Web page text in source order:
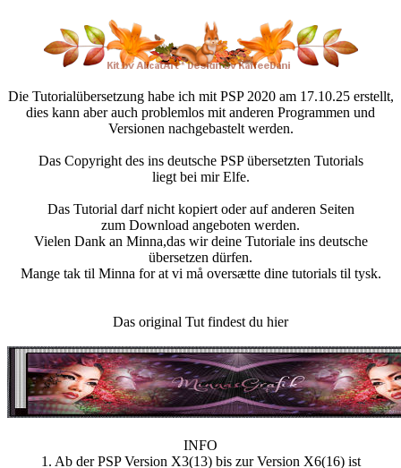
Die Tutorialübersetzung habe ich mit PSP 2020 am 17.10.25 erstellt,
dies kann aber auch problemlos mit anderen Programmen und
Versionen nachgebastelt werden.
Das Copyright des ins deutsche PSP übersetzten Tutorials
liegt bei mir Elfe.
Das Tutorial darf nicht kopiert oder auf anderen Seiten
zum Download angeboten werden.
Vielen Dank an Minna,das wir deine Tutoriale ins deutsche
übersetzen dürfen.
Mange tak til Minna for at vi må oversætte dine tutorials til tysk.
Das original Tut findest du hier
INFO
1. Ab der PSP Version X3(13) bis zur Version X6(16) ist